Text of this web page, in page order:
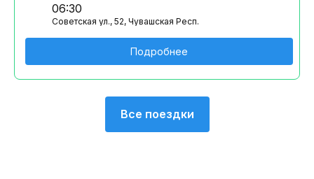
06:30
Советская ул., 52, Чувашская Респ.
Подробнее
Все поездки